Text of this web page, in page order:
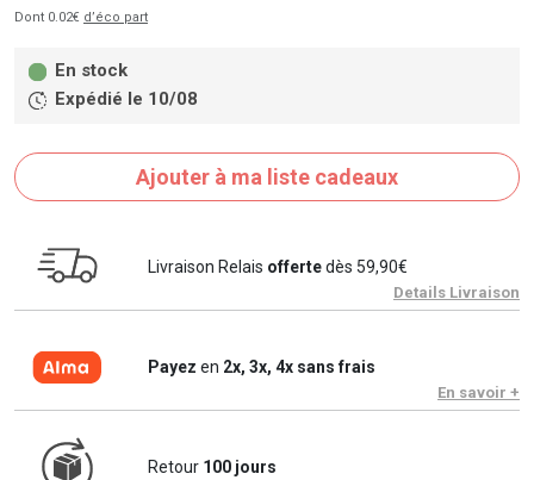
Dont 0.02€ d’éco part
En stock
Expédié le 10/08
Ajouter à ma liste cadeaux
Livraison Relais offertedès 59,90€
Details Livraison
Payez en 2x, 3x, 4x sans frais
En savoir +
Retour 100 jours